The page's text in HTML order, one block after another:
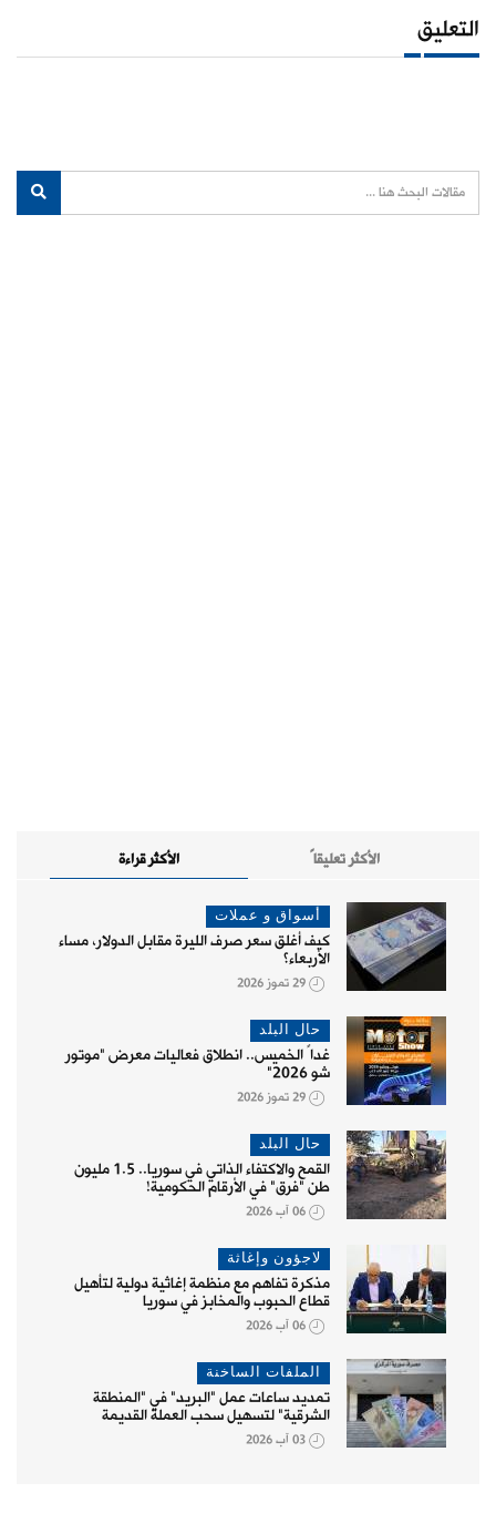
التعليق
الأكثر قراءة الأكثر تعليقاً
أسواق و عملات
كيف أغلق سعر صرف الليرة مقابل الدولار، مساء
الأربعاء؟
29 تموز 2026
حال البلد
غداً الخميس.. انطلاق فعاليات معرض "موتور
شو 2026"
29 تموز 2026
حال البلد
القمح والاكتفاء الذاتي في سوريا.. 1.5 مليون
طن "فرق" في الأرقام الحكومية!
06 آب 2026
لاجؤون وإغاثة
مذكرة تفاهم مع منظمة إغاثية دولية لتأهيل
قطاع الحبوب والمخابز في سوريا
06 آب 2026
الملفات الساخنة
تمديد ساعات عمل "البريد" في "المنطقة
الشرقية" لتسهيل سحب العملة القديمة
03 آب 2026